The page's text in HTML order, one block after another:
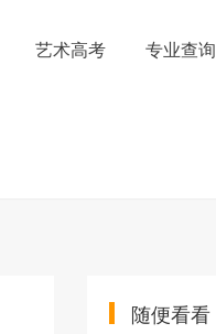
艺术高考 专业查询
随便看看